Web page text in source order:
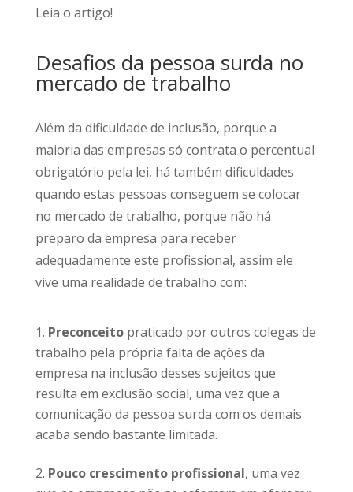
Leia o artigo!
Desafios da pessoa surda no
mercado de trabalho
Além da dificuldade de inclusão, porque a
maioria das empresas só contrata o percentual
obrigatório pela lei, há também dificuldades
quando estas pessoas conseguem se colocar
no mercado de trabalho, porque não há
preparo da empresa para receber
adequadamente este profissional, assim ele
vive uma realidade de trabalho com:
Preconceitopraticado por outros colegas de
trabalho pela própria falta de ações da
empresa na inclusão desses sujeitos que
resulta em exclusão social, uma vez que a
comunicação da pessoa surda com os demais
acaba sendo bastante limitada.
Pouco crescimento profissional, uma vez